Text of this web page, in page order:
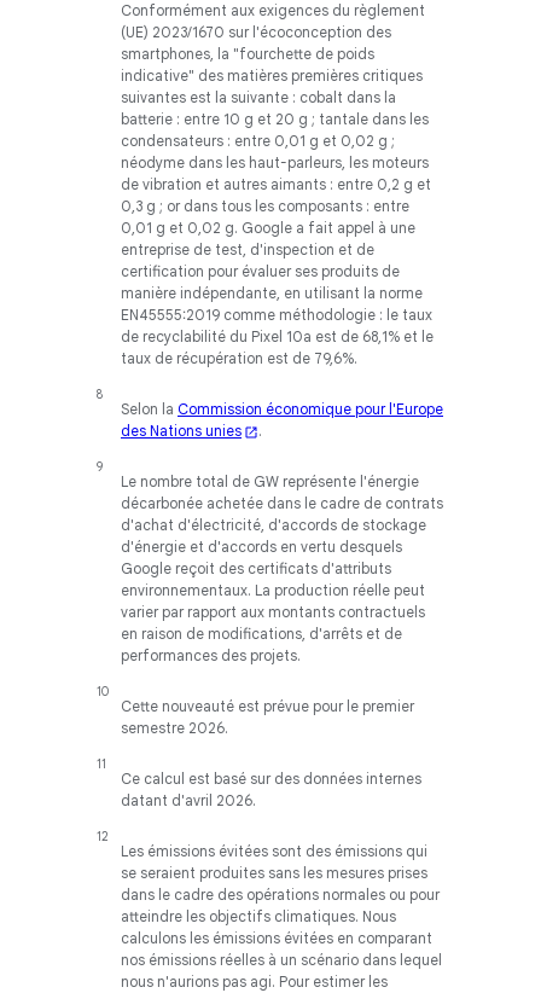
Conformément aux exigences du règlement
(UE) 2023/1670 sur l'écoconception des
smartphones, la "fourchette de poids
indicative" des matières premières critiques
suivantes est la suivante : cobalt dans la
batterie : entre 10 g et 20 g ; tantale dans les
condensateurs : entre 0,01 g et 0,02 g ;
néodyme dans les haut-parleurs, les moteurs
de vibration et autres aimants : entre 0,2 g et
0,3 g ; or dans tous les composants : entre
0,01 g et 0,02 g. Google a fait appel à une
entreprise de test, d'inspection et de
certification pour évaluer ses produits de
manière indépendante, en utilisant la norme
EN45555:2019 comme méthodologie : le taux
de recyclabilité du Pixel 10a est de 68,1% et le
taux de récupération est de 79,6%.
Selon la Commission économique pour l'Europe
des Nations unies
.
Le nombre total de GW représente l'énergie
décarbonée achetée dans le cadre de contrats
d'achat d'électricité, d'accords de stockage
d'énergie et d'accords en vertu desquels
Google reçoit des certificats d'attributs
environnementaux. La production réelle peut
varier par rapport aux montants contractuels
en raison de modifications, d'arrêts et de
performances des projets.
Cette nouveauté est prévue pour le premier
semestre 2026.
Ce calcul est basé sur des données internes
datant d'avril 2026.
Les émissions évitées sont des émissions qui
se seraient produites sans les mesures prises
dans le cadre des opérations normales ou pour
atteindre les objectifs climatiques. Nous
calculons les émissions évitées en comparant
nos émissions réelles à un scénario dans lequel
nous n'aurions pas agi. Pour estimer les